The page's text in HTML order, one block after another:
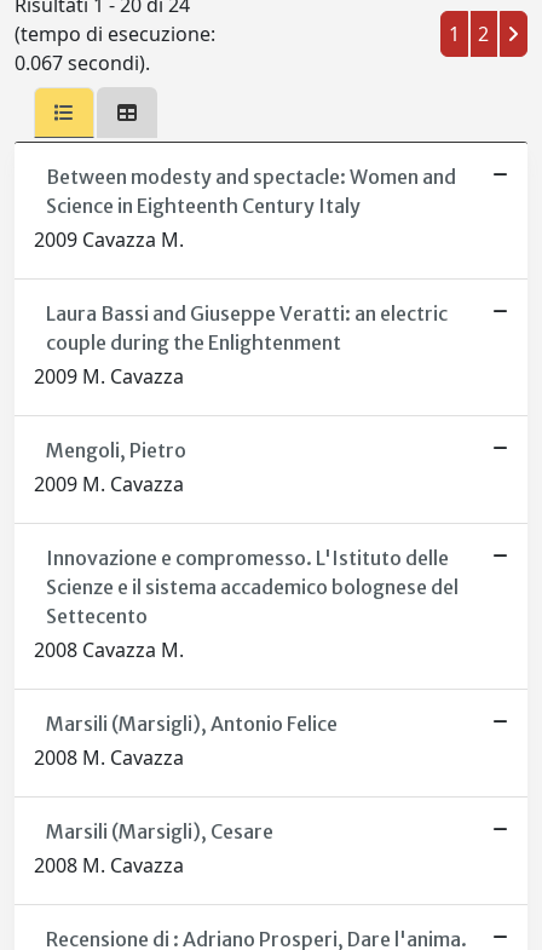
(tempo di esecuzione:
0.067 secondi).
1 2
Between modesty and spectacle: Women and
Science in Eighteenth Century Italy
2009 Cavazza M.
Laura Bassi and Giuseppe Veratti: an electric
couple during the Enlightenment
2009 M. Cavazza
Mengoli, Pietro
2009 M. Cavazza
Innovazione e compromesso. L'Istituto delle
Scienze e il sistema accademico bolognese del
Settecento
2008 Cavazza M.
Marsili (Marsigli), Antonio Felice
2008 M. Cavazza
Marsili (Marsigli), Cesare
2008 M. Cavazza
Recensione di : Adriano Prosperi, Dare l'anima.